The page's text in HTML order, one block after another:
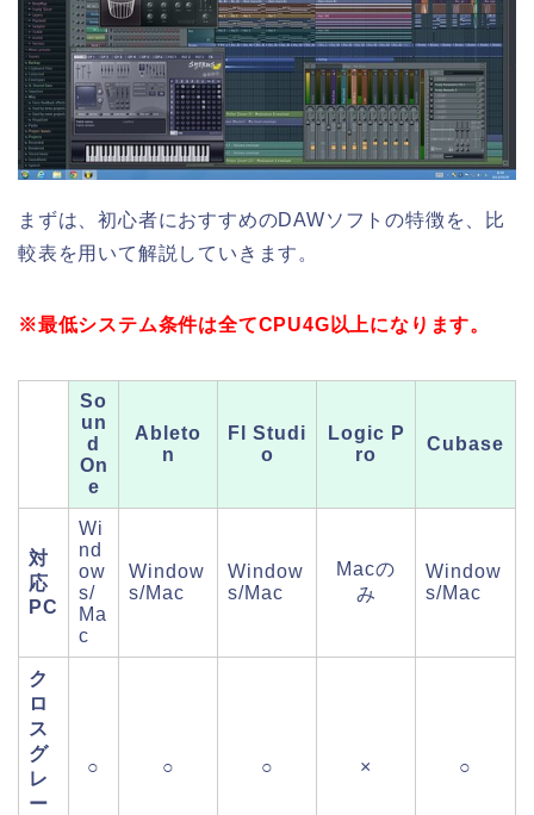
まずは、初心者におすすめのDAWソフトの特徴を、比
較表を用いて解説していきます。
※最低システム条件は全てCPU4G以上になります。
So
un
d
On
e
Ableto
n
Fl Studi
o
Logic P
ro
Cubase
対
応
PC
Wi
nd
ow
s/
Ma
c
Window
s/Mac
Window
s/Mac
Macの
み
Window
s/Mac
ク
ロ
ス
グ
レ
ー
○ ○ ○ × ○